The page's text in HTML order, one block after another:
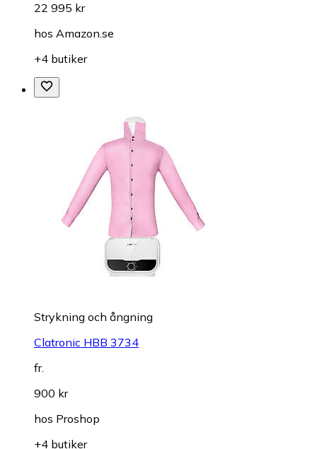
22 995 kr
hos Amazon.se
+4 butiker
Strykning och ångning
Clatronic HBB 3734
fr.
900 kr
hos Proshop
+4 butiker